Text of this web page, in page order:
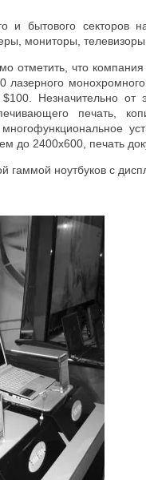
и бытового
мониторы, телевизоры
отметить, что
Незначительно от
печать,
до 2400х600, печать
ноутбуков с